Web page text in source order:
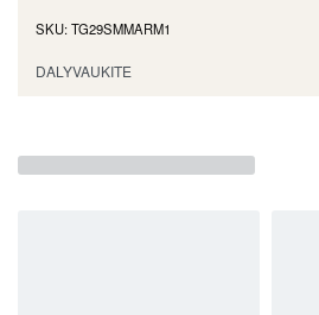
TG29SMMARM1
DALYVAUKITE